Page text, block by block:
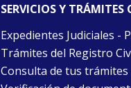
SERVICIOS Y
Expedientes Judiciales -
Trámites del Registro
Consulta de tus trámites